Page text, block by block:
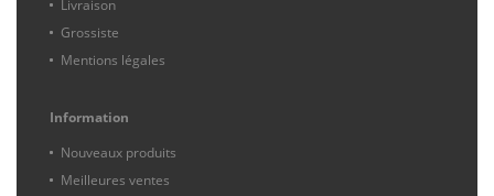
Livraison
Grossiste
Mentions légales
Information
Nouveaux produits
Meilleures ventes